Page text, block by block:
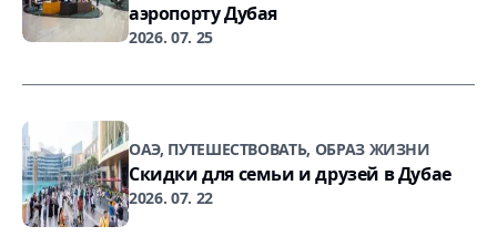
аэропорту Дубая
2026. 07. 25
ОАЭ, ПУТЕШЕСТВОВАТЬ, ОБРАЗ ЖИЗНИ
Скидки для семьи и друзей в Дубае
2026. 07. 22